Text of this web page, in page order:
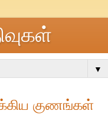
▼
குணங்கள்